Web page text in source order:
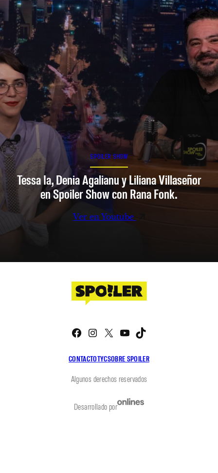
SPOILER SHOW
Tessa Ia, Denia Agalianu y Liliana Villaseñor
en Spoiler Show con Rana Fonk.
Ver en Youtube
CONTACTOTYCSOBRE SPOILER
Facebook
Instagram
X YouTube
Algunos derechos reservados
Desarrollado por